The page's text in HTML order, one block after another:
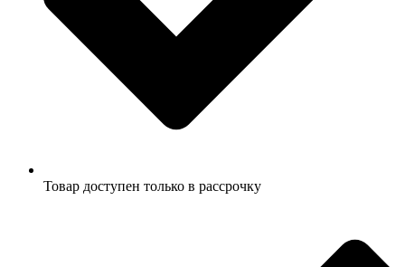
Товар доступен только в рассрочку